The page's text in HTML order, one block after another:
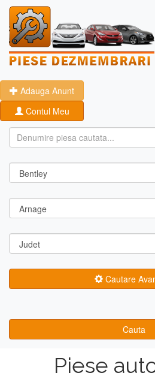
Adauga Anunt
Contul Meu
Cautare
Cauta
Piese